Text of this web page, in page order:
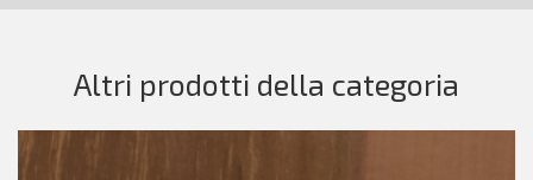
Altri prodotti della categoria